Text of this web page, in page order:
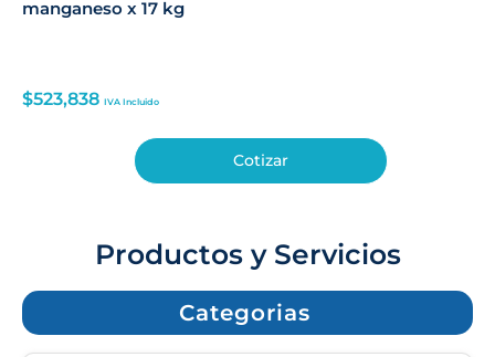
manganeso x 17 kg
$523,838 IVA Incluido
Cotizar
Productos y Servicios
Categorias